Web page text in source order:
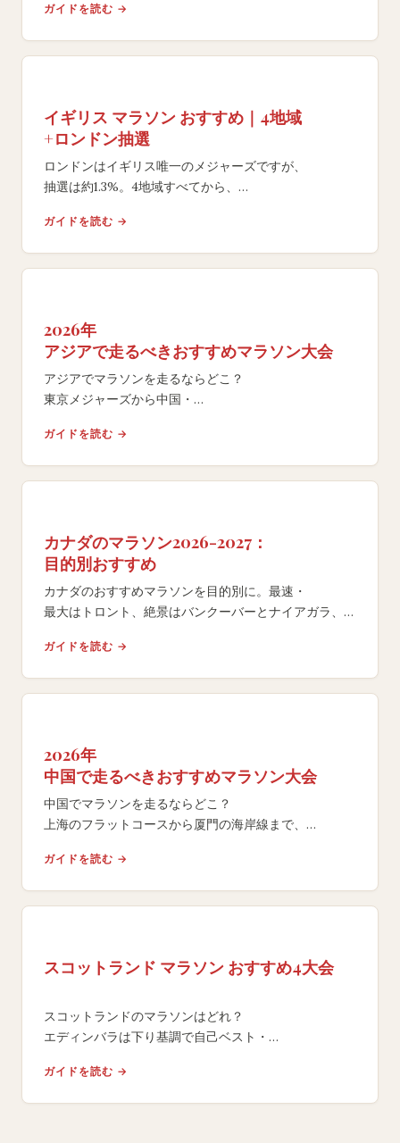
ガイドを読む →
イギリス マラソン おすすめ｜4地域
+ロンドン抽選
ロンドンはイギリス唯一のメジャーズですが、
抽選は約1.3%。4地域すべてから、
比較し、目的に合う大会を選べます。
ガイドを読む →
2026年
アジアで走るべきおすすめマラソン大会
アジアでマラソンを走るならどこ？
東京メジャーズから中国・
エントリー方法やコース特性を比較する完全ガイド。
ガイドを読む →
カナダのマラソン2026-2027：
目的別おすすめ
カナダのおすすめマラソンを目的別に。最速・
最大はトロント、絶景はバンクーバーとナイアガラ、
ボストン資格対応。
ガイドを読む →
2026年
中国で走るべきおすすめマラソン大会
中国でマラソンを走るならどこ？
上海のフラットコースから厦門の海岸線まで、
旅行のしやすさを徹底比較するガイド。
ガイドを読む →
スコットランド マラソン おすすめ4大会
スコットランドのマラソンはどれ？
エディンバラは下り基調で自己ベスト・
ドラマソン・グレンコーは絶景重視。目的別に比較。
ガイドを読む →